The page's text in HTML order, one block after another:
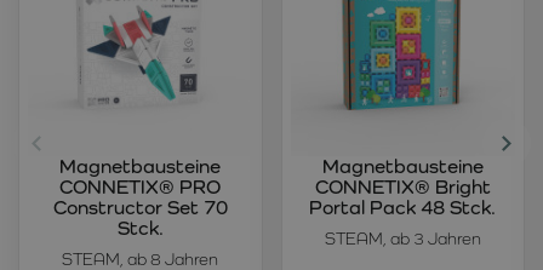
STEAM, ab 8 Jahren
Magnetbausteine
CONNETIX® PRO
Constructor Set 70
Stck.
STEAM, ab 3 Jahren
Magnetbausteine
CONNETIX® Bright
Portal Pack 48 Stck.